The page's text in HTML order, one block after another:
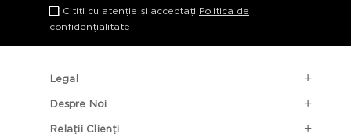
Citiți cu atenție și acceptați Politica de
confidențialitate
Legal
Despre Noi
Relații Clienți